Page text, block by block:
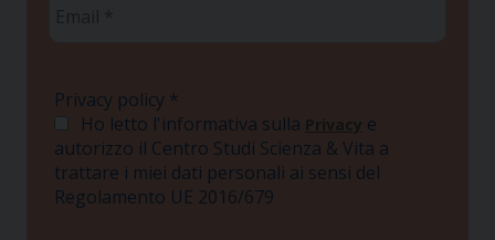
Privacy policy *
Ho letto l'informativa sulla Privacy e
autorizzo il Centro Studi Scienza & Vita a
trattare i miei dati personali ai sensi del
Regolamento UE 2016/679